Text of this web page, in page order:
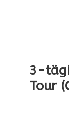
3-
Tour